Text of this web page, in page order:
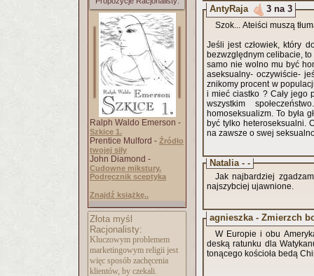
Ralph Waldo Emerson -
Szkice 1.
Prentice Mulford - Źródło
twojej siły
John Diamond -
Cudowne mikstury.
Podręcznik sceptyka
Znajdź książkę..
Złota myśl
Racjonalisty:
Kluczowym problemem
marketingowym religii jest
więc sposób zachęcenia
klientów, by czekali.
AntyRaja 3 na 3
Szok... Ateiści muszą
Jeśli jest człowiek, który
bezwzględnym celibacie,
samo nie wolno mu być
aseksualny- oczywiście-
znikomy procent w
i mieć ciastko ? Cały jego
wszystkim
homoseksualizm. To była głośna sprawa. Dlatego stwarzają sobie chore zasady typu: księża mogą
być tylko heteroseksualni.
na zawsze o swej
Natalia - -
Jak najbardziej
najszybciej ujawnione.
agnieszka - Zmierzch
W Europie i obu
deską ratunku dla
tonącego kościoła bedą